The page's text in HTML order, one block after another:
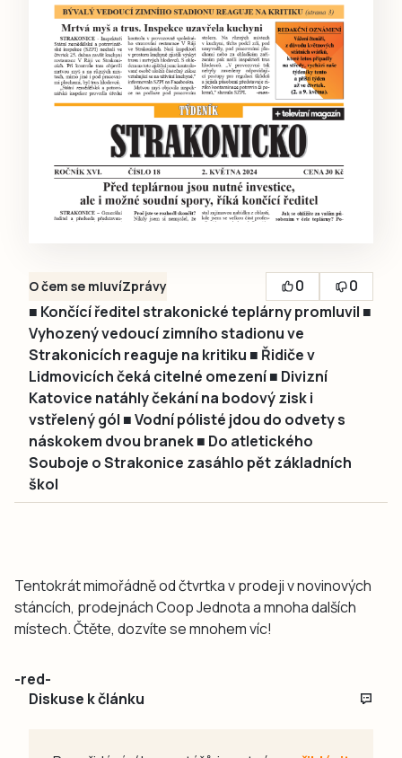
O čem se mluvíZprávy 0
0
■ Končící ředitel strakonické teplárny promluvil ■
Vyhozený vedoucí zimního stadionu ve
Strakonicích reaguje na kritiku ■ Řidiče v
Lidmovicích čeká citelné omezení ■ Divizní
Katovice natáhly čekání na bodový zisk i
vstřelený gól ■ Vodní pólisté jdou do odvety s
náskokem dvou branek ■ Do atletického
Souboje o Strakonice zasáhlo pět základních
škol
Tentokrát mimořádně od čtvrtka v prodeji v novinových
stáncích, prodejnách Coop Jednota a mnoha dalších
místech. Čtěte, dozvíte se mnohem víc!
-red-
Diskuse k článku